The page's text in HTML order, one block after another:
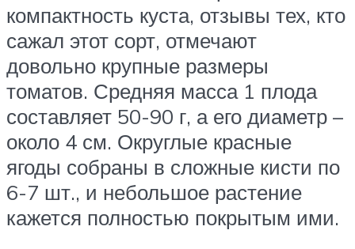
компактность куста, отзывы тех, кто
сажал этот сорт, отмечают
довольно крупные размеры
томатов. Средняя масса 1 плода
составляет 50-90 г, а его диаметр –
около 4 см. Округлые красные
ягоды собраны в сложные кисти по
6-7 шт., и небольшое растение
кажется полностью покрытым ими.